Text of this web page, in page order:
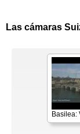
Las cámaras
Basilea: